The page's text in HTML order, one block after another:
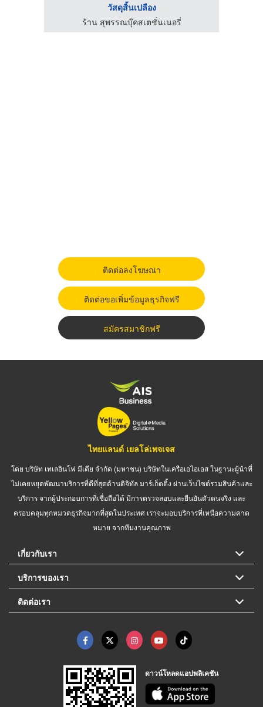
วัสดุสิ้นเปลือง
ร้าน สุพรรณบุ๊คสเตชั่นเนอรี่
ติดต่อลงโฆษณา
ติดต่อขอเพิ่มข้อมูลธุรกิจฟรี
สมัครสมาชิกฟรี
ไทยแลนด์ เยลโล่เพจเจส
โดย บริษัท เทเลอินโฟ มีเดีย จำกัด (มหาชน) บริษัทในเครือเอไอเอส ในฐานะผู้นำที่
ไม่เคยหยุดพัฒนาบริการที่ดีที่สุดด้านดิจิทัล มาร์เก็ตติ้ง ผ่านเว็บไซต์รวมสินค้าและ
บริการ จากผู้ประกอบการที่เชื่อถือได้ มีการตรวจสอบและยืนยันตัวตนจริง และ
ครอบคลุมทุกหมวดธุรกิจมากที่สุดในประเทศ เราจะมอบบริการที่เหนือความคาด
หมาย จากทีมงานคุณภาพ
เกี่ยวกับเรา
บริการของเรา
ติดต่อเรา
ดาวน์โหลดแอปพลิเคชัน